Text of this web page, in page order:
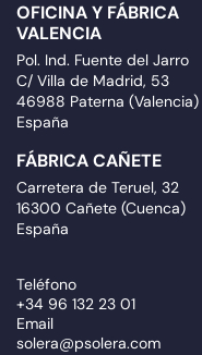
OFICINA Y FÁBRICA
VALENCIA
Pol. Ind. Fuente del Jarro
C/ Villa de Madrid, 53
46988 Paterna (Valencia)
España
FÁBRICA CAÑETE
Carretera de Teruel, 32
16300 Cañete (Cuenca)
España
Teléfono
+34 96 132 23 01
Email
solera@psolera.com